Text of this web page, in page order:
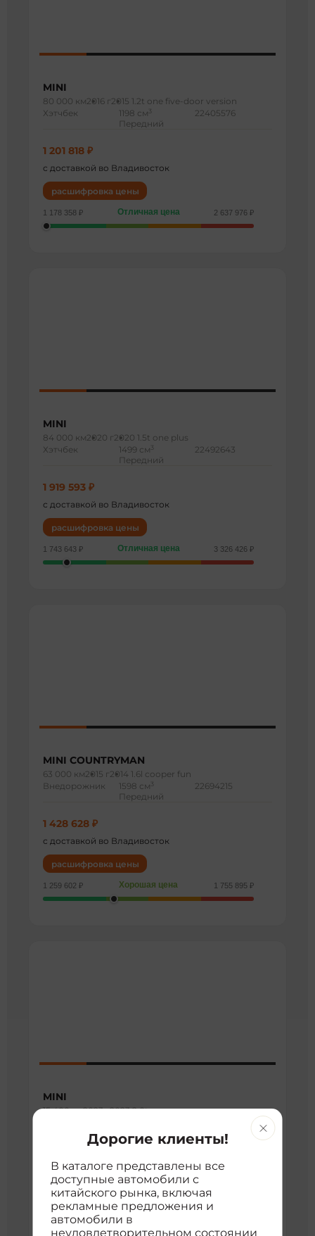
MINI
80 000 км2016 г 2015 1.2t one five-door version
Хэтчбек
1198 см 3
Передний
22405576
1 201 818 ₽
с доставкой во Владивосток
расшифровка цены
1 178 358 ₽ Отличная цена 2 637 976 ₽
MINI
84 000 км2020 г 2020 1.5t one plus
Хэтчбек
1499 см 3
Передний
22492643
1 919 593 ₽
с доставкой во Владивосток
расшифровка цены
1 743 643 ₽ Отличная цена 3 326 426 ₽
MINI COUNTRYMAN
63 000 км2015 г 2014 1.6l cooper fun
Внедорожник
1598 см 3
Передний
22694215
1 428 628 ₽
с доставкой во Владивосток
расшифровка цены
1 259 602 ₽ Хорошая цена 1 755 895 ₽
MINI
15 400 км2023 г2023 2.0t cooper s racer
5 061 277 ₽
с доставкой во Владивосток
расшифровка цены
3 806 167 ₽ Нормальная цена
Дорогие клиенты!
В каталоге представлены все
доступные автомобили с
китайского рынка, включая
рекламные предложения и
автомобили в
неудовлетворительном состоянии